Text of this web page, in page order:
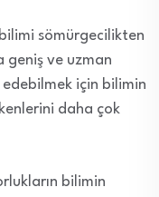
sömürgecilikten
geniş ve uzman
için bilimin
daha çok
bilimin